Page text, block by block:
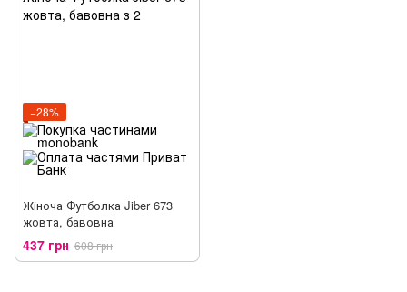
−28%
Жіноча Футболка Jiber 673
жовта, бавовна
437 грн 608 грн